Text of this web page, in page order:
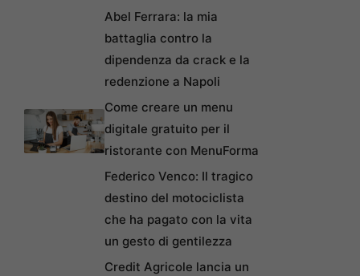
Abel Ferrara: la mia
battaglia contro la
dipendenza da crack e la
redenzione a Napoli
Come creare un menu
digitale gratuito per il
ristorante con MenuForma
Federico Venco: Il tragico
destino del motociclista
che ha pagato con la vita
un gesto di gentilezza
Credit Agricole lancia un